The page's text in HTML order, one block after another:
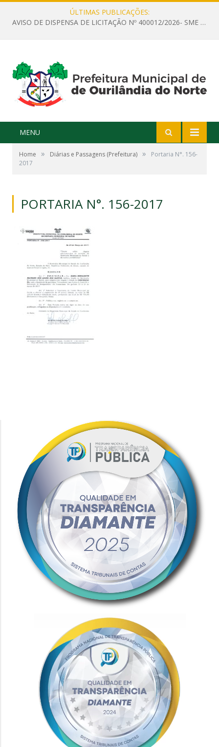
ÚLTIMAS PUBLICAÇÕES:
AVISO DE DISPENSA DE LICITAÇÃO Nº 400012/2026- SME – CONTRATAÇÃO DE EMPRESA ESPECIALIZADA PARA LOCAÇÃO DE ÔNIBUS EXECUTIVO COM CAPACIDADE DE 60 (SESSENTA) POLTRONAS, PARA TRANSPORTAR PROFESSORES RESPONSÁVEIS E ALUNOS PARA BRASÍLIA, COM SAÍDA DIA 10/08/2026 E RETORNO DIA 14/08/2026
MENU
Home » Diárias e Passagens (Prefeitura) »
Portaria N°. 156-
2017
PORTARIA N°. 156-2017